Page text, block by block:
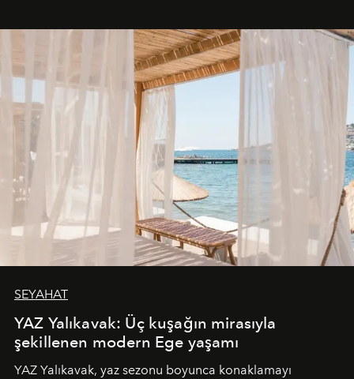
SEYAHAT
YAZ Yalıkavak: Üç kuşağın mirasıyla
şekillenen modern Ege yaşamı
YAZ Yalıkavak, yaz sezonu boyunca konaklamayı